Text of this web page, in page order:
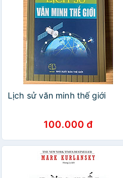
Lịch sử văn minh thế giới
100.000 đ